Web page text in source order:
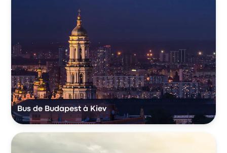
Bus de Budapest à Kiev